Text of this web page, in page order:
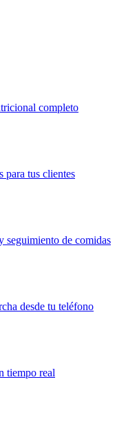
completo
para tus clientes
seguimiento de comidas
desde tu teléfono
tiempo real